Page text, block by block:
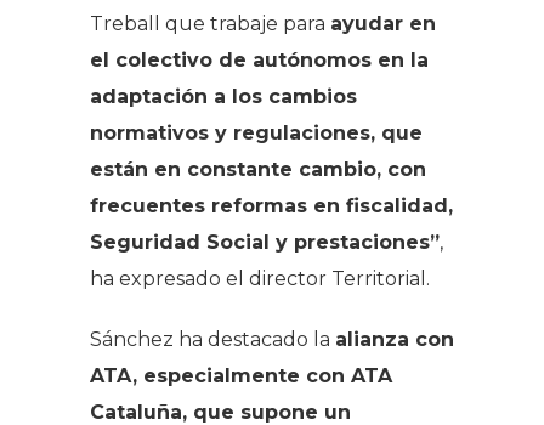
Treball que trabaje para ayudar en
el colectivo de autónomos en la
adaptación a los cambios
normativos y regulaciones, que
están en constante cambio, con
frecuentes reformas en fiscalidad,
Seguridad Social y prestaciones”,
ha expresado el director Territorial.
Sánchez ha destacado la alianza con
ATA, especialmente con ATA
Cataluña, que supone un